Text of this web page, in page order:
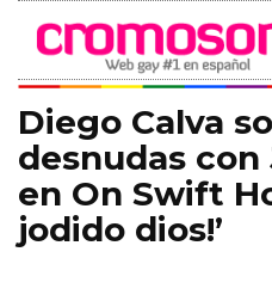
Diego Calva
desnudas con
en On Swift
jodido dios!’